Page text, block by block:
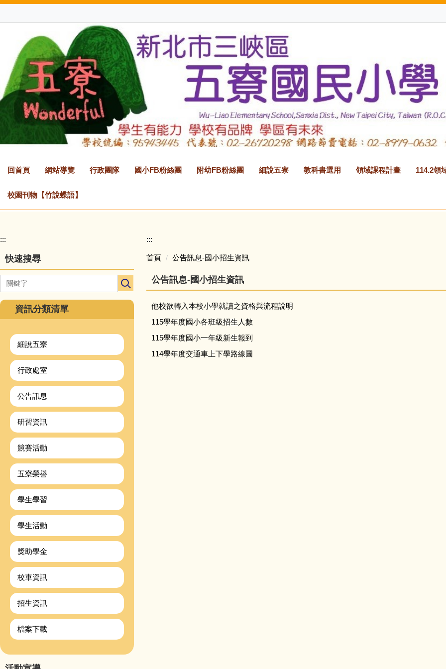
區
回首頁 網站導覽 行政團隊 國小FB粉絲團 附幼FB粉絲團 細說五寮 教科書選用 領域課程計畫 114.2領
校園刊物【竹說蝶語】
園
主
選
單
導
覽
:::
快速搜尋
資訊分類清單
細說五寮
行政處室
公告訊息
研習資訊
競賽活動
五寮榮譽
學生學習
學生活動
獎助學金
校車資訊
招生資訊
檔案下載
:::
首頁 公告訊息-國小招生資訊
公告訊息-國小招生資訊
他校欲轉入本校小學就讀之資格與流程說明
115學年度國小各班級招生人數
115學年度國小一年級新生報到
114學年度交通車上下學路線圖